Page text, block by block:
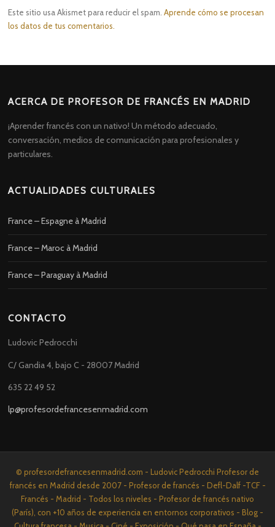
Este sitio usa Akismet para reducir el spam.Aprende cómo se procesan
los datos de tus comentarios.
ACERCA DE PROFESOR DE FRANCÉS EN MADRID
¡Aprender francés con un nativo! Un método adecuado,
conversación, medios de comunicación para profesionales y
particulares.
ACTUALIDADES CULTURALES
France – Espagne à Madrid
France – Maroc à Madrid
France – Paraguay à Madrid
CONTACTO
Ludovic Pedrocchi
C/ Gandia 4, bajo C - 28007 Madrid
635 22 49 52
lp@profesordefrancesenmadrid.com
© profesordefrancesenmadrid.com - Ludovic Pedrocchi Profesor de
francés en Madrid desde 2007 - Profesor de francés - Defl-Dalf -TCF -
Francés - Madrid - Todos los niveles - Profesor de francés nativo
(París), con +10 años de experiencia en entornos corporativos - Blog -